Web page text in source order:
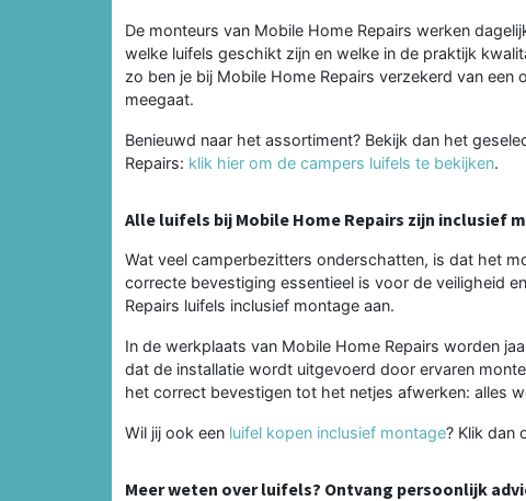
De monteurs van Mobile Home Repairs werken
welke luifels geschikt zijn en welke in de praktijk
zo ben je bij Mobile Home Repairs verzekerd van
meegaat.
Benieuwd naar het assortiment? Bekijk dan het
Repairs: klik hier om de campers luifels te bekijken.
Alle luifels bij Mobile Home Repairs zijn inclusief
Wat veel camperbezitters onderschatten, is dat het
correcte bevestiging essentieel is voor de veiligheid
Repairs luifels inclusief montage aan.
In de werkplaats van Mobile Home Repairs worden
dat de installatie wordt uitgevoerd door ervaren
het correct bevestigen tot het netjes afwerken: alles
Wil jij ook een luifel kopen inclusief montage? Klik dan
Meer weten over luifels? Ontvang persoonlijk